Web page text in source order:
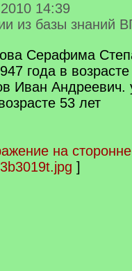
14:39
из базы знаний
Серафима
года в
Иван Андреевич.
53 лет
на
]